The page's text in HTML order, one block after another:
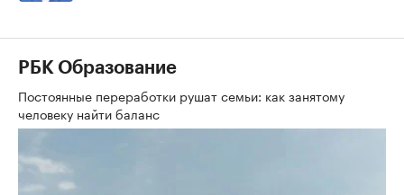
РБК Образование
Постоянные переработки рушат семьи: как занятому
человеку найти баланс